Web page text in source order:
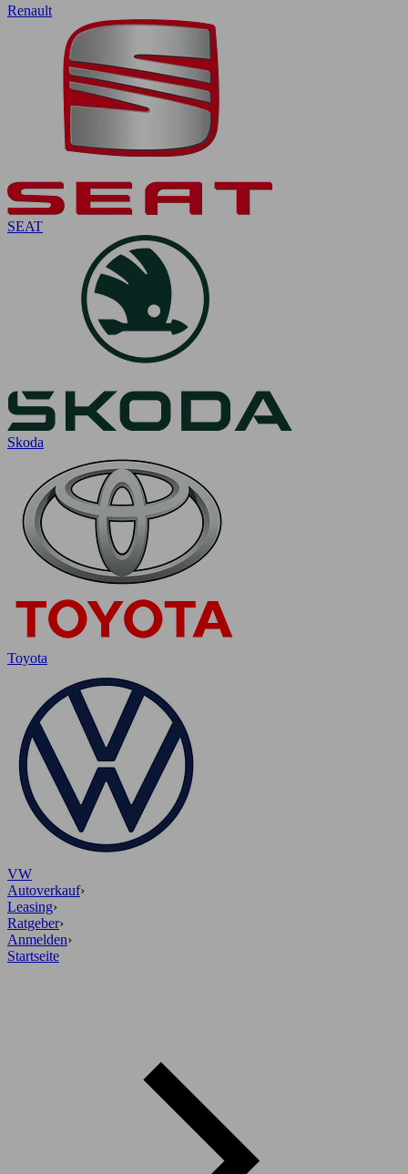
Renault
SEAT
Skoda
Toyota
VW
Autoverkauf›
Leasing›
Ratgeber›
Anmelden›
Startseite